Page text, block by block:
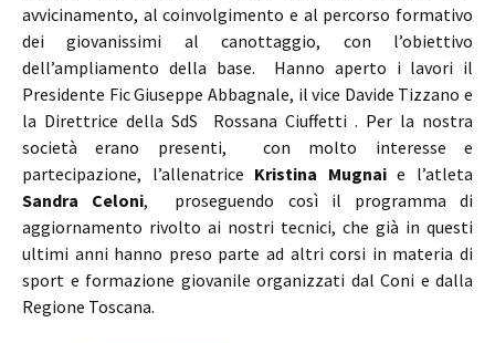
avvicinamento, al coinvolgimento e al percorso formativo
dei giovanissimi al canottaggio, con l’obiettivo
dell’ampliamento della base. Hanno aperto i lavori il
Presidente Fic Giuseppe Abbagnale, il vice Davide Tizzano e
la Direttrice della SdS Rossana Ciuffetti . Per la nostra
società erano presenti, con molto interesse e
partecipazione, l’allenatrice Kristina Mugnaie l’atleta
Sandra Celoni, proseguendo così il programma di
aggiornamento rivolto ai nostri tecnici, che già in questi
ultimi anni hanno preso parte ad altri corsi in materia di
sport e formazione giovanile organizzati dal Coni e dalla
Regione Toscana.